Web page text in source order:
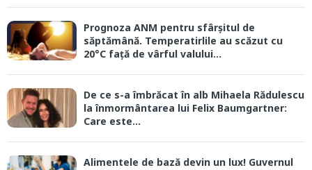
Prognoza ANM pentru sfârșitul de
săptămână. Temperatirlile au scăzut cu
20°C față de vârful valului...
De ce s-a îmbrăcat în alb Mihaela Rădulescu
la înmormântarea lui Felix Baumgartner:
Care este...
Alimentele de bază devin un lux! Guvernul